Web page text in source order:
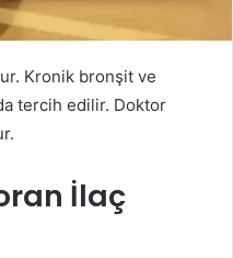
Kronik bronşit ve
tercih edilir. Doktor
İlaç